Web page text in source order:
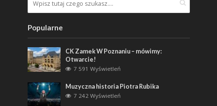
Popularne
CK Zamek W Poznaniu – mówimy:
Otwarcie!
7 591 Wyświetleń
Muzyczna historia Piotra Rubika
7 242 Wyświetleń